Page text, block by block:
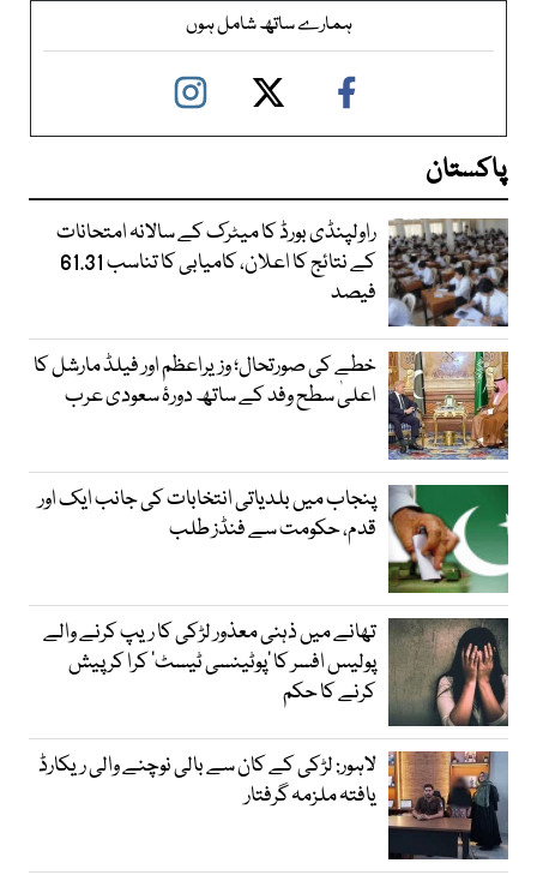
ہمارے ساتھ شامل ہوں
پاکستان
راولپنڈی بورڈ کا میٹرک کے سالانہ امتحانات
کے نتائج کا اعلان، کامیابی کا تناسب 61.31
فیصد
خطے کی صورتحال؛ وزیراعظم اور فیلڈ مارشل کا
اعلیٰ سطح وفد کے ساتھ دورۂ سعودی عرب
پنجاب میں بلدیاتی انتخابات کی جانب ایک اور
قدم، حکومت سے فنڈز طلب
تھانے میں ذہنی معذور لڑکی کا ریپ کرنے والے
پولیس افسر کا ’پوٹینسی ٹیسٹ‘ کرا کر پیش
کرنے کا حکم
لاہور: لڑکی کے کان سے بالی نوچنے والی ریکارڈ
یافتہ ملزمہ گرفتار